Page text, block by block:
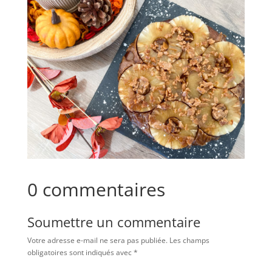
0 commentaires
Soumettre un commentaire
Votre adresse e-mail ne sera pas publiée.Les champs
obligatoires sont indiqués avec*